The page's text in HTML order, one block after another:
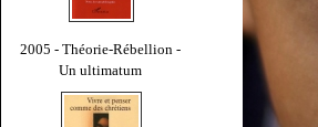
2005 - Théorie-Rébellion -
Un ultimatum